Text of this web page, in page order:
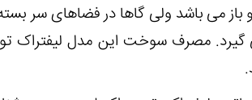
می باشد ولی گاها در فضاهای سر
گیرد. مصرف سوخت این مدل لیفتراک